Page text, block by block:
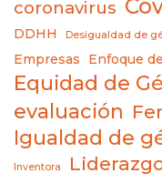
coronavirus
DDHH
Desigualdad de
Empresas Enfoque
Equidad de
evaluación
Igualdad de
Inventora